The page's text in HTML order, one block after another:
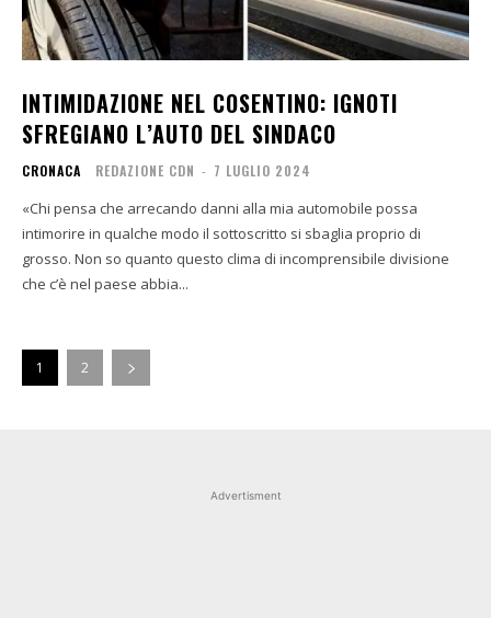
INTIMIDAZIONE NEL COSENTINO: IGNOTI
SFREGIANO L’AUTO DEL SINDACO
CRONACA REDAZIONE CDN - 7 LUGLIO 2024
«Chi pensa che arrecando danni alla mia automobile possa
intimorire in qualche modo il sottoscritto si sbaglia proprio di
grosso. Non so quanto questo clima di incomprensibile divisione
che c’è nel paese abbia...
1 2
Advertisment